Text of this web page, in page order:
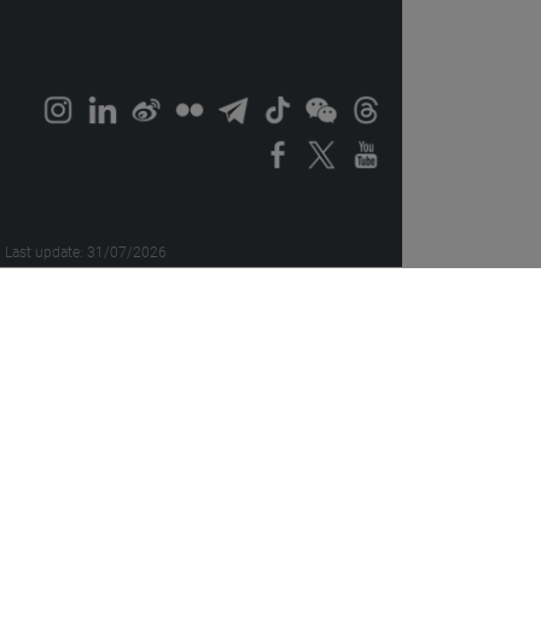
Last update: 31/07/2026